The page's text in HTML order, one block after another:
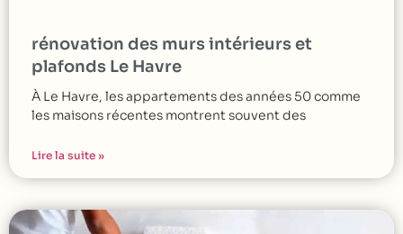
rénovation des murs intérieurs et
plafonds Le Havre
À Le Havre, les appartements des années 50 comme
les maisons récentes montrent souvent des
Lire la suite »